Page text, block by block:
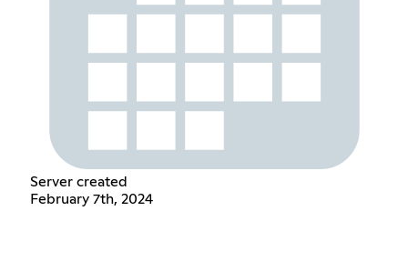
Server created
February 7th, 2024